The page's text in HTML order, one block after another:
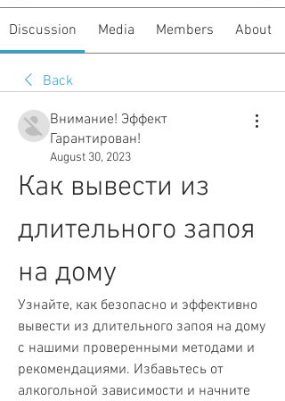
Discussion Media Members About
Back
Внимание! Эффект
Гарантирован!
August 30, 2023
Как вывести из
длительного запоя
на дому
Узнайте, как безопасно и эффективно
вывести из длительного запоя на дому
с нашими проверенными методами и
рекомендациями. Избавьтесь от
алкогольной зависимости и начните